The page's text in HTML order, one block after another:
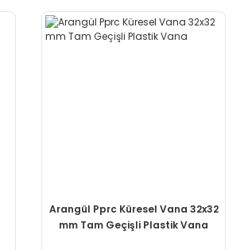
Arangül Pprc Küresel Vana 32x32
mm Tam Geçişli Plastik Vana